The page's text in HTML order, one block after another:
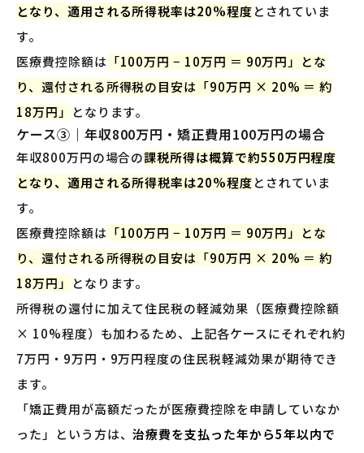
となり、適用される所得税率は20%程度とされていま
す。
医療費控除額は 「100万円 − 10万円 ＝ 90万円」とな
り、還付される所得税の目安は「90万円 × 20% ＝ 約
18万円」
となります。
ケース③｜年収800万円・矯正費用100万円の場合
年収800万円の場合の課税所得は概算で約550万円程度
となり、適用される所得税率は20%程度とされていま
す。
医療費控除額は 「100万円 − 10万円 ＝ 90万円」とな
り、還付される所得税の目安は「90万円 × 20% ＝ 約
18万円」
となります。
所得税の還付に加えて住民税の軽減効果（医療費控除額
× 10%程度）も加わるため、上記各ケースにそれぞれ約
7万円・9万円・9万円程度の住民税軽減効果が期待でき
ます。
「矯正費用が高額だったが医療費控除を申請していなか
った」という方は、治療費を支払った年から5年以内で